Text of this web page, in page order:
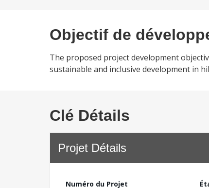
Objectif de
The proposed project development
sustainable and inclusive development in
Clé Détails
Projet Détails
Numéro du Projet